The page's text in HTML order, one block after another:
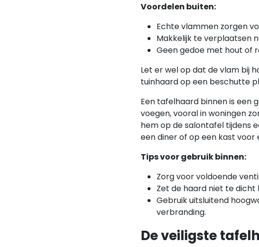
Voordelen buiten:
Echte vlammen zorgen
Makkelijk te verplaatsen
Geen gedoe met hout of
Let er wel op dat de vlam bij
tuinhaard op een beschutte
Een tafelhaard binnen is een
voegen, vooral in woningen
hem op de salontafel tijdens
een diner of op een kast
Tips voor gebruik binnen:
Zorg voor voldoende
Zet de haard niet te dicht
Gebruik uitsluitend
verbranding.
De veiligste